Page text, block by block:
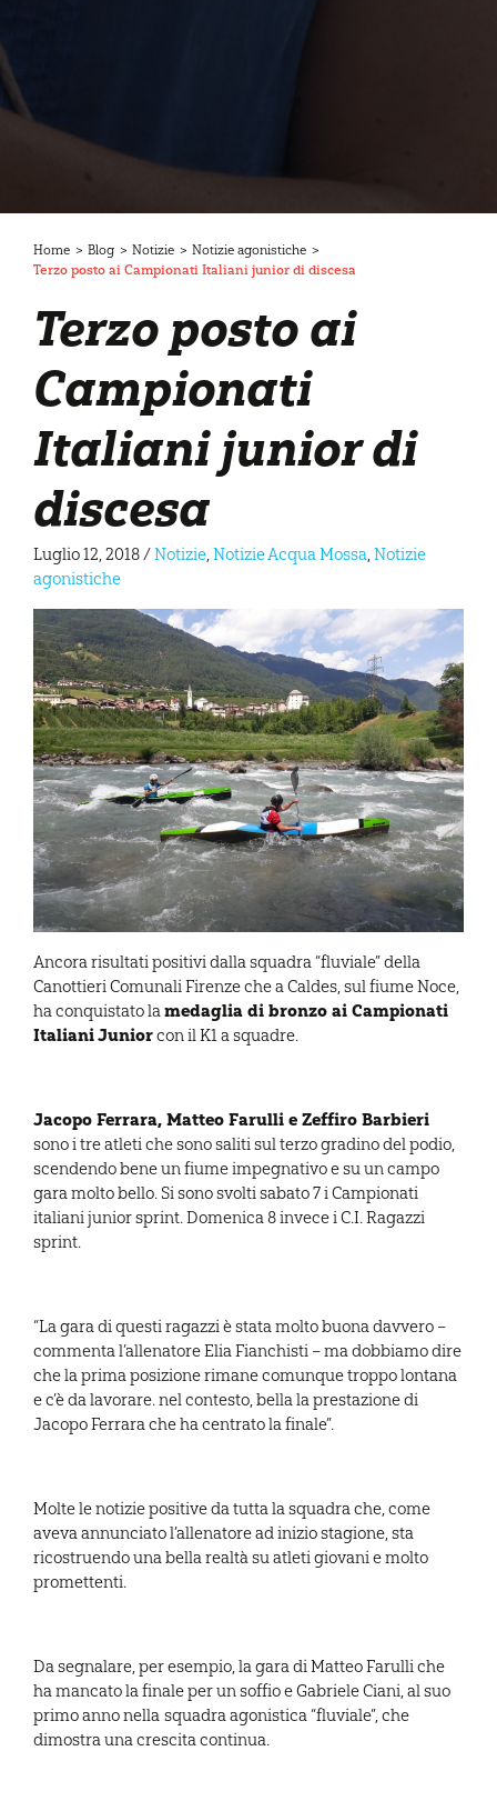
Home > Blog > Notizie > Notizie agonistiche >
Terzo posto ai Campionati Italiani junior di discesa
Terzo posto ai
Campionati
Italiani junior di
discesa
Luglio 12, 2018 /Notizie Notizie Acqua Mossa Notizie
agonistiche
Ancora risultati positivi dalla squadra “fluviale” della
Canottieri Comunali Firenze che a Caldes, sul fiume Noce,
ha conquistato la medaglia di bronzo ai Campionati
Italiani Juniorcon il K1 a squadre.
Jacopo Ferrara, Matteo Farulli e Zeffiro Barbieri
sono i tre atleti che sono saliti sul terzo gradino del podio,
scendendo bene un fiume impegnativo e su un campo
gara molto bello. Si sono svolti sabato 7 i Campionati
italiani junior sprint. Domenica 8 invece i C.I. Ragazzi
sprint.
“La gara di questi ragazzi è stata molto buona davvero –
commenta l’allenatore Elia Fianchisti – ma dobbiamo dire
che la prima posizione rimane comunque troppo lontana
e c’è da lavorare. nel contesto, bella la prestazione di
Jacopo Ferrara che ha centrato la finale”.
Molte le notizie positive da tutta la squadra che, come
aveva annunciato l’allenatore ad inizio stagione, sta
ricostruendo una bella realtà su atleti giovani e molto
promettenti.
Da segnalare, per esempio, la gara di Matteo Farulli che
ha mancato la finale per un soffio e Gabriele Ciani, al suo
primo anno nella squadra agonistica “fluviale”, che
dimostra una crescita continua.